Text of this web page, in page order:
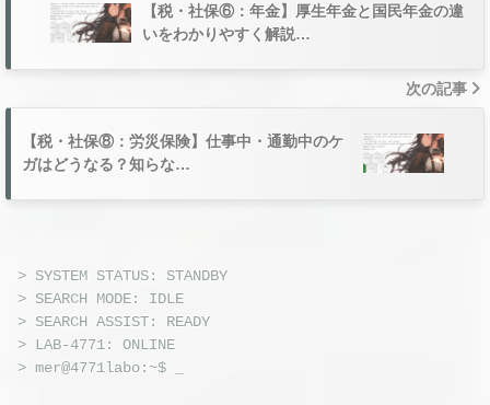
【税・社保⑥：年金】厚生年金と国民年金の違
いをわかりやすく解説…
次の記事
【税・社保⑧：労災保険】仕事中・通勤中のケ
ガはどうなる？知らな…
> SYSTEM STATUS: STANDBY
> SEARCH MODE: IDLE
> SEARCH ASSIST: READY
> LAB-4771: ONLINE
> mer@4771labo:~$